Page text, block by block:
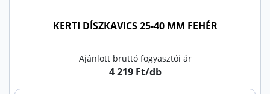
KERTI DÍSZKAVICS 25-40 MM FEHÉR
Ajánlott bruttó fogyasztói ár
4 219 Ft/db